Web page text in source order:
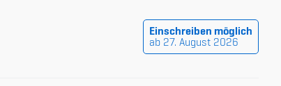
Einschreiben möglich
ab 27. August 2026